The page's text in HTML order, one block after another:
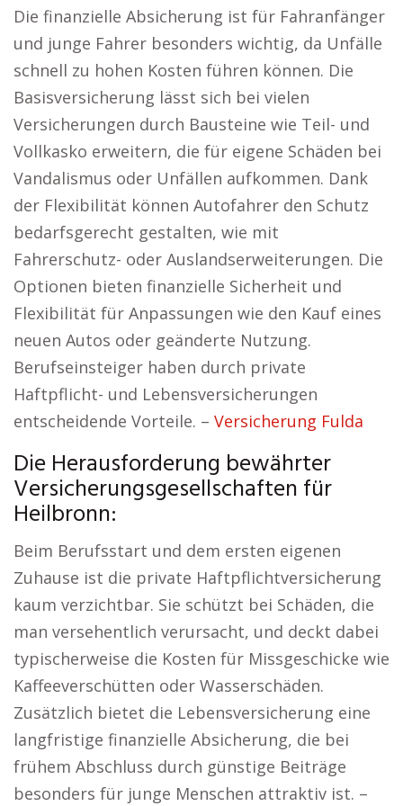
Die finanzielle Absicherung ist für Fahranfänger
und junge Fahrer besonders wichtig, da Unfälle
schnell zu hohen Kosten führen können. Die
Basisversicherung lässt sich bei vielen
Versicherungen durch Bausteine wie Teil- und
Vollkasko erweitern, die für eigene Schäden bei
Vandalismus oder Unfällen aufkommen. Dank
der Flexibilität können Autofahrer den Schutz
bedarfsgerecht gestalten, wie mit
Fahrerschutz- oder Auslandserweiterungen. Die
Optionen bieten finanzielle Sicherheit und
Flexibilität für Anpassungen wie den Kauf eines
neuen Autos oder geänderte Nutzung.
Berufseinsteiger haben durch private
Haftpflicht- und Lebensversicherungen
entscheidende Vorteile. – Versicherung Fulda
Die Herausforderung bewährter
Versicherungsgesellschaften für
Heilbronn:
Beim Berufsstart und dem ersten eigenen
Zuhause ist die private Haftpflichtversicherung
kaum verzichtbar. Sie schützt bei Schäden, die
man versehentlich verursacht, und deckt dabei
typischerweise die Kosten für Missgeschicke wie
Kaffeeverschütten oder Wasserschäden.
Zusätzlich bietet die Lebensversicherung eine
langfristige finanzielle Absicherung, die bei
frühem Abschluss durch günstige Beiträge
besonders für junge Menschen attraktiv ist. –